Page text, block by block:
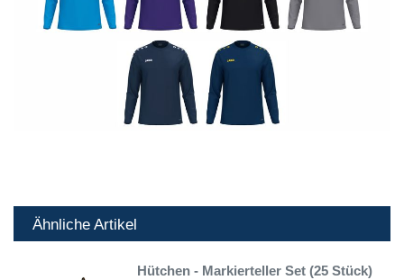
Ähnliche Artikel
Hütchen - Markierteller Set (25 Stück)